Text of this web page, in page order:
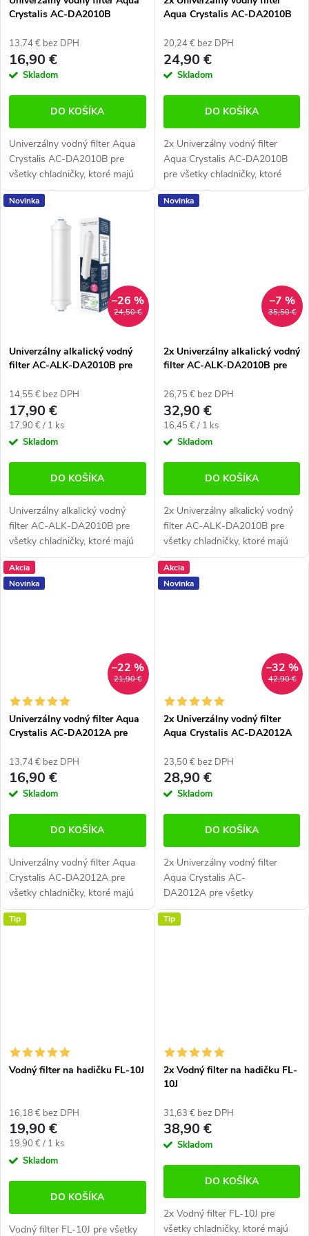
r
o
d
u
k
t
o
v
r
o
d
u
k
t
o
v
Crystalis AC-DA2010B
13,74 € bez DPH
16,90 €
Skladom
DO KOŠÍKA
Univerzálny vodný filter Aqua
Crystalis AC-DA2010B pre
všetky chladničky, ktoré majú
filter umiestnené na hadičke.
Vhodné pre všetky americké
chladničky s filtrom,
Aqua Crystalis AC-DA2010B
20,24 € bez DPH
24,90 €
Skladom
DO KOŠÍKA
2x Univerzálny vodný filter
Aqua Crystalis AC-DA2010B
pre všetky chladničky, ktoré
majú filter umiestnené na
hadičke. Vhodné pre všetky
Novinka
24,50 €
–26 %
Univerzálny alkalický vodný
filter AC-ALK-DA2010B pre
DA29-10105J)
14,55 € bez DPH
17,90 €
Jednotková
cena:
17,90 € / 1 ks
Skladom
DO KOŠÍKA
Univerzálny alkalický vodný
filter AC-ALK-DA2010B pre
všetky chladničky, ktoré majú
filter umiestnený na hadičke.
Vhodné pre všetky americké
chladničky s...
Novinka
35,50 €
–7 %
2x Univerzálny alkalický vodný
filter AC-ALK-DA2010B pre
DA29-10105J)
26,75 € bez DPH
32,90 €
Jednotková
cena:
16,45 € / 1 ks
Skladom
DO KOŠÍKA
2x Univerzálny alkalický vodný
filter AC-ALK-DA2010B pre
všetky chladničky, ktoré majú
filter umiestnený na hadičke.
Vhodné pre všetky americké
chladničky s...
Akcia
Novinka
21,90 €
–22 %
Univerzálny vodný filter Aqua
Crystalis AC-DA2012A pre
ďalšie
13,74 € bez DPH
16,90 €
Skladom
DO KOŠÍKA
Univerzálny vodný filter Aqua
Crystalis AC-DA2012A pre
všetky chladničky, ktoré majú
filter umiestnené na hadičke.
Pripojenie skrutkovaním.
Akcia
Novinka
42,90 €
–32 %
2x Univerzálny vodný filter
Aqua Crystalis AC-DA2012A
ďalšie
23,50 € bez DPH
28,90 €
Skladom
DO KOŠÍKA
2x Univerzálny vodný filter
Aqua Crystalis AC-
DA2012A pre všetky
chladničky, ktoré majú filter
umiestnené na hadičke.
Tip
Vodný filter na hadičku FL-10J
16,18 € bez DPH
19,90 €
Jednotková
cena:
19,90 € / 1 ks
Skladom
DO KOŠÍKA
Vodný filter FL-10J pre všetky
Tip
2x Vodný filter na hadičku FL-
10J
31,63 € bez DPH
38,90 €
Skladom
DO KOŠÍKA
2x Vodný filter FL-10J pre
všetky chladničky, ktoré majú